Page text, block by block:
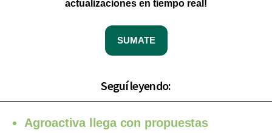
actualizaciones en tiempo real!
SUMATE
Seguí leyendo:
Agroactiva llega con propuestas